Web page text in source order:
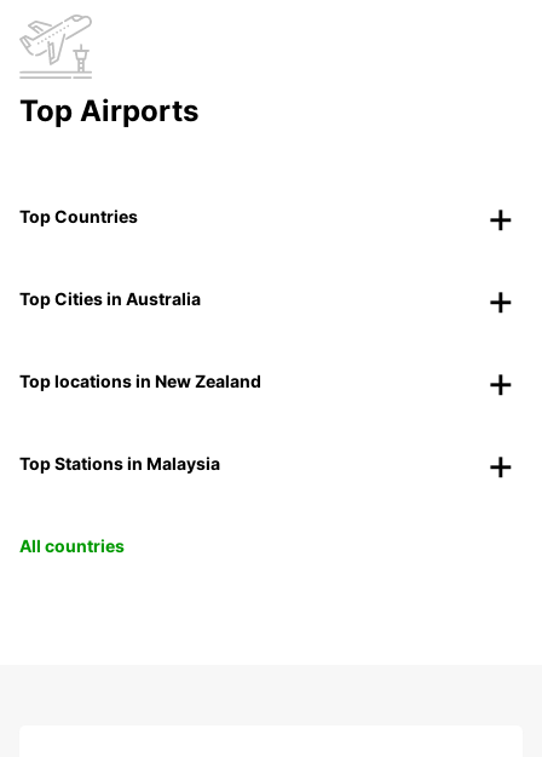
Top Airports
Top Countries
Top Cities in Australia
Top locations in New Zealand
Top Stations in Malaysia
All countries